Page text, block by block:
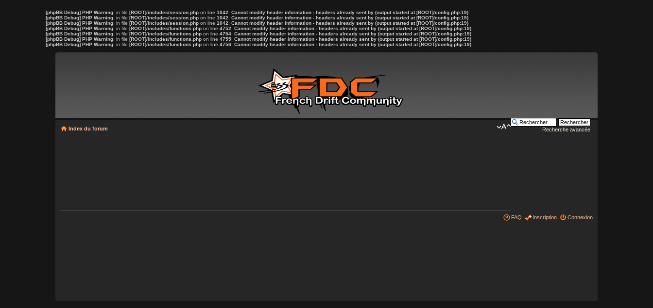
[phpBB Debug] PHP Warning: in file[ROOT]/includes/session.php on line1042:Cannot modify header information - headers already sent by (output started at [ROOT]/config.php:19)
[phpBB Debug] PHP Warning: in file[ROOT]/includes/session.php on line1042:Cannot modify header information - headers already sent by (output started at [ROOT]/config.php:19)
[phpBB Debug] PHP Warning: in file[ROOT]/includes/session.php on line1042:Cannot modify header information - headers already sent by (output started at [ROOT]/config.php:19)
[phpBB Debug] PHP Warning: in file[ROOT]/includes/functions.php on line4752:Cannot modify header information - headers already sent by (output started at [ROOT]/config.php:19)
[phpBB Debug] PHP Warning: in file[ROOT]/includes/functions.php on line4754:Cannot modify header information - headers already sent by (output started at [ROOT]/config.php:19)
[phpBB Debug] PHP Warning: in file[ROOT]/includes/functions.php on line4755:Cannot modify header information - headers already sent by (output started at [ROOT]/config.php:19)
[phpBB Debug] PHP Warning: in file[ROOT]/includes/functions.php on line4756:Cannot modify header information - headers already sent by (output started at [ROOT]/config.php:19)
Recherche avancée
Index du forum
FAQ Inscription Connexion